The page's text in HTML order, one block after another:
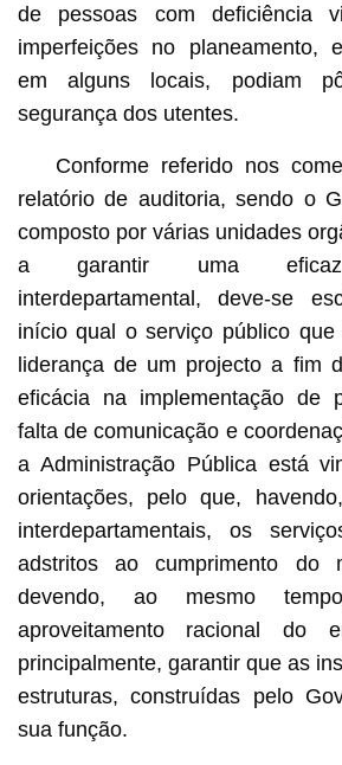
de pessoas com deficiência
imperfeições no planeamento,
em alguns locais, podiam
segurança dos utentes.
Conforme referido nos
relatório de auditoria, sendo o
composto por várias unidades
a garantir uma eficaz
interdepartamental, deve-se
início qual o serviço público
liderança de um projecto a fim
eficácia na implementação de
falta de comunicação e
a Administração Pública está
orientações, pelo que,
interdepartamentais, os
adstritos ao cumprimento do
devendo, ao mesmo
aproveitamento racional do
principalmente, garantir que as
estruturas, construídas pelo
sua função.